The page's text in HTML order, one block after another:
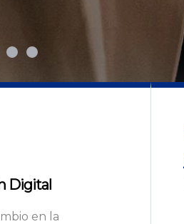
Digital
en la